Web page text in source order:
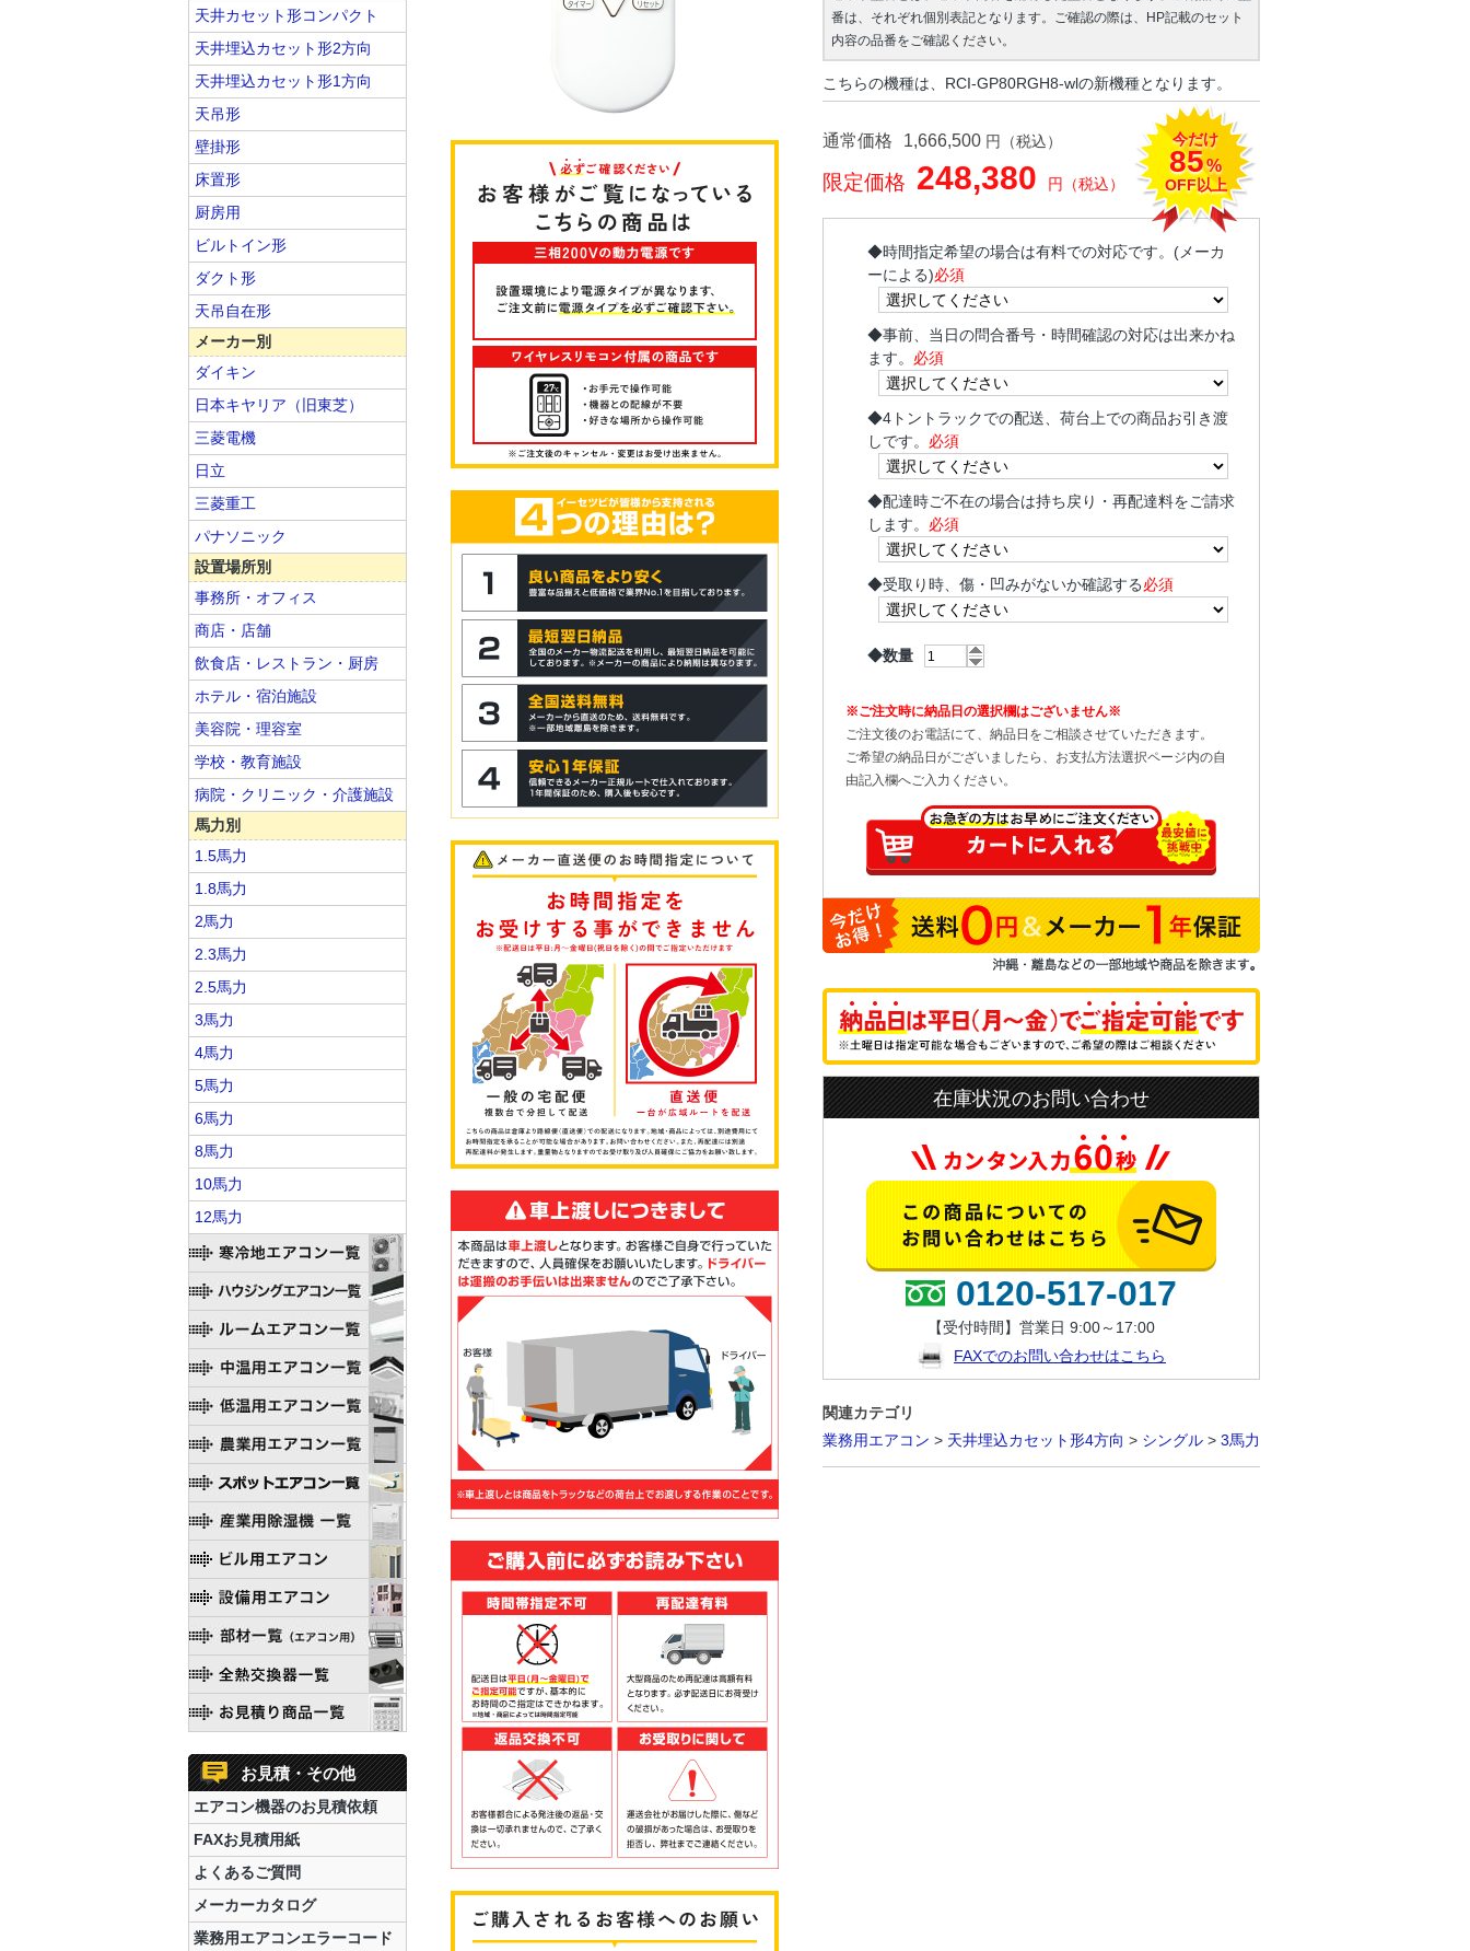
番は、それぞれ個別表記となります。ご確認の際は、HP記載のセット
内容の品番をご確認ください。
こちらの機種は、RCI-GP80RGH8-wlの新機種となります。
通常価格 1,666,500 円（税込）
限定価格 248,380 円（税込）
今だけ
85%
OFF以上
◆時間指定希望の場合は有料での対応です。(メーカ
ーによる)必須
◆事前、当日の問合番号・時間確認の対応は出来かね
ます。 必須
◆4トントラックでの配送、荷台上での商品お引き渡
しです。 必須
◆配達時ご不在の場合は持ち戻り・再配達料をご請求
します。 必須
◆受取り時、傷・凹みがないか確認する必須
◆数量
※ご注文時に納品日の選択欄はございません※
ご注文後のお電話にて、納品日をご相談させていただきます。
ご希望の納品日がございましたら、お支払方法選択ページ内の自
由記入欄へご入力ください。
在庫状況のお問い合わせ
0120-517-017
【受付時間】営業日 9:00～17:00
FAXでのお問い合わせはこちら
関連カテゴリ
業務用エアコン > 天井埋込カセット形4方向 > シングル > 3馬力
天井カセット形コンパクト
天井埋込カセット形2方向
天井埋込カセット形1方向
天吊形
壁掛形
床置形
厨房用
ビルトイン形
ダクト形
天吊自在形
メーカー別
ダイキン
日本キヤリア（旧東芝）
三菱電機
日立
三菱重工
パナソニック
設置場所別
事務所・オフィス
商店・店舗
飲食店・レストラン・厨房
ホテル・宿泊施設
美容院・理容室
学校・教育施設
病院・クリニック・介護施設
馬力別
1.5馬力
1.8馬力
2馬力
2.3馬力
2.5馬力
3馬力
4馬力
5馬力
6馬力
8馬力
10馬力
12馬力
お見積・その他
エアコン機器のお見積依頼
FAXお見積用紙
よくあるご質問
メーカーカタログ
業務用エアコンエラーコード